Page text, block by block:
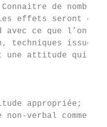
Connaitre de
effets seront
avec ce que l’on
techniques issues
une attitude qui
appropriée;
non-verbal comme un